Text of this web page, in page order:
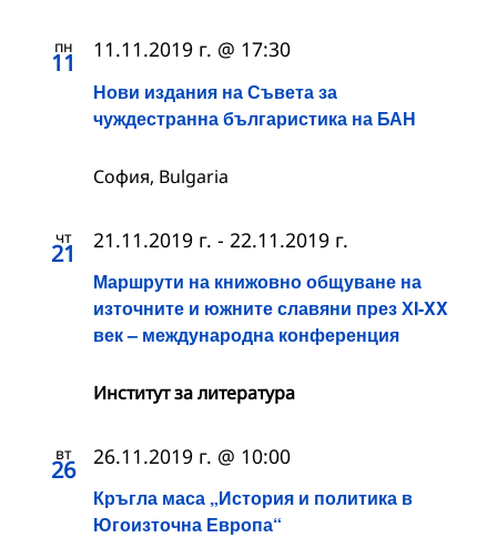
пн
11
Нови издания на Съвета за
чуждестранна българистика на БАН
11.11.2019 г. @ 17:30
София, Bulgaria
чт
21
Маршрути на книжовно общуване на
източните и южните славяни през ХI-XX
век – международна конференция
21.11.2019 г. - 22.11.2019 г.
Институт за литература
вт
26
Кръгла маса „История и политика в
Югоизточна Европа“
26.11.2019 г. @ 10:00